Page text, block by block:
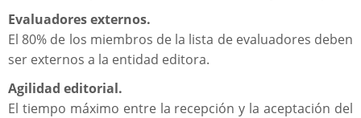
Evaluadores externos.
El 80% de los miembros de la lista de evaluadores deben
ser externos a la entidad editora.
Agilidad editorial.
El tiempo máximo entre la recepción y la aceptación del